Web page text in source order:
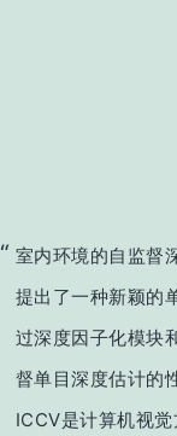
室内环境的自监督
提出了一种新颖的
过深度因子化模块
督单目深度估计的
ICCV是计算机视